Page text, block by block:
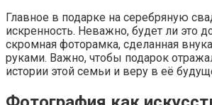
Главное в подарке на серебряную
искренность. Неважно, будет ли это
скромная фоторамка, сделанная
руками. Важно, чтобы подарок
истории этой семьи и веру в её